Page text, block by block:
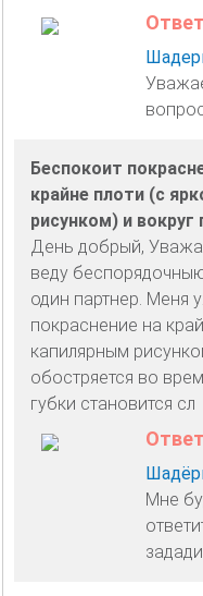
Беспокоит
крайне плоти (с
рисунком) и вокруг
День добрый,
веду
один партнер. Меня
покраснение на
капилярным
обостряется во
губки становится сл
Мне